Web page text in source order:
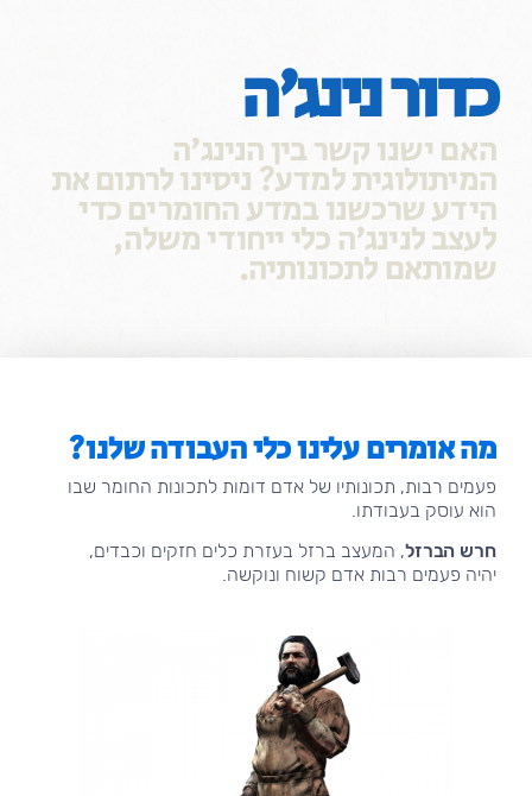
מֻפְעֶלֶת
בִּקְלִיק
הַמְּסַיַּעַת
לִנְגִישׁוּת
הָאֲתָר.
כדור נינג'ה
האם ישנו קשר בין הנינג'ה
המיתולוגית למדע? ניסינו לרתום את
הידע שרכשנו במדע החומרים כדי
לעצב לנינג'ה כלי ייחודי משלה,
שמותאם לתכונותיה.
מה אומרים עלינו כלי העבודה שלנו?
פעמים רבות, תכונותיו של אדם דומות לתכונות החומר שבו
הוא עוסק בעבודתו.
חרש הברזל, המעצב ברזל בעזרת כלים חזקים וכבדים,
יהיה פעמים רבות אדם קשוח ונוקשה.